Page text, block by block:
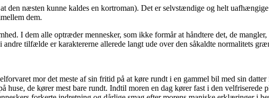
den næsten kunne kaldes en kortroman). Det er selvstændige og helt
dem.
I dem alle optræder mennesker, som ikke formår at håndtere det, de
tilfælde er karaktererne allerede langt ude over den såkaldte normalitets
mor det meste af sin fritid på at køre rundt i en gammel bil med sin
huse, de kører mest bare rundt. Indtil moren en dag kører fast i den